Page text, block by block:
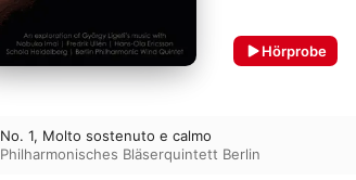
Hörprobe
No. 1, Molto sostenuto e calmo
Philharmonisches Bläserquintett Berlin